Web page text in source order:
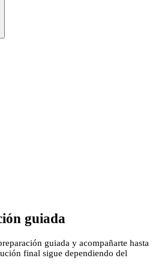
guiada
guiada y acompañarte hasta
final sigue dependiendo del